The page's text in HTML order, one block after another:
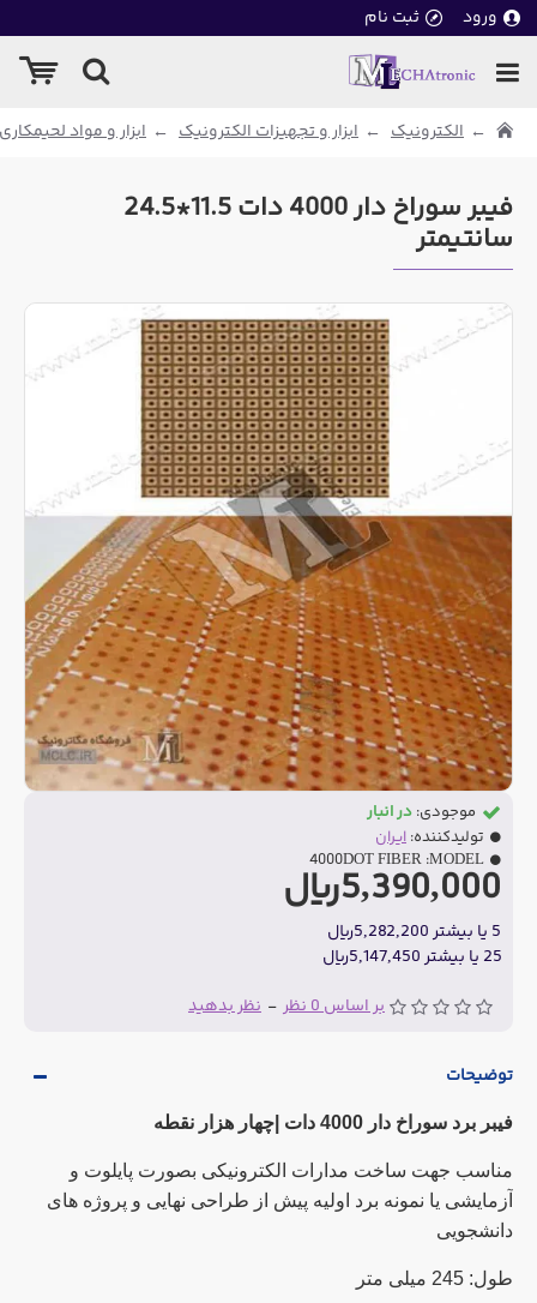
ورود ثبت نام
الکترونیک ابزار و تجهیزات الکترونیک ابزار و مواد لحیمکاری
فیبر سوراخ دار 4000 دات 11.5*24.5
سانتیمتر
بر اساس 0 نظر - نظر بدهید
5,390,000ریال
5 یا بیشتر 5,282,200ریال
25 یا بیشتر 5,147,450ریال
موجودی: در انبار
تولیدکننده: ایران
MODEL:
4000DOT FIBER
توضیحات
فیبر برد سوراخ دار 4000 دات |چهار هزار نقطه
مناسب جهت ساخت مدارات الکترونیکی بصورت پایلوت و
آزمایشی یا نمونه برد اولیه پیش از طراحی نهایی و پروژه های
دانشجویی
طول: 245 میلی متر